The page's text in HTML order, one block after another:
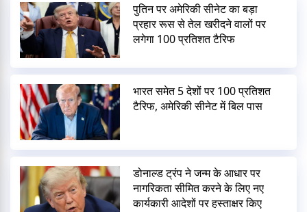
पुतिन पर अमेरिकी सीनेट का बड़ा
प्रहार रूस से तेल खरीदने वालों पर
लगेगा 100 प्रतिशत टैरिफ
भारत समेत 5 देशों पर 100 प्रतिशत
टैरिफ, अमेरिकी सीनेट में बिल पास
डोनाल्ड ट्रंप ने जन्म के आधार पर
नागरिकता सीमित करने के लिए नए
कार्यकारी आदेशों पर हस्ताक्षर किए